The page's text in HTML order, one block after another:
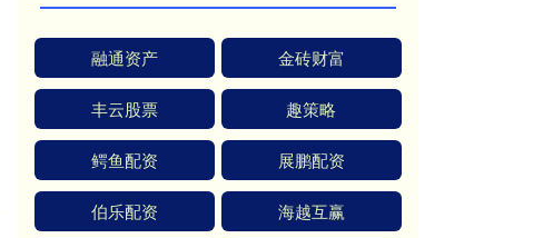
融通资产 金砖财富
丰云股票 趣策略
鳄鱼配资 展鹏配资
伯乐配资 海越互赢